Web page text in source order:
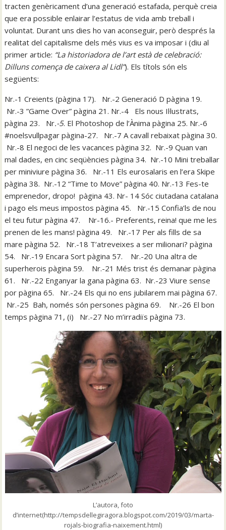
tracten genèricament d’una generació estafada, perquè creia
que era possible enlairar l’estatus de vida amb treball i
voluntat. Durant uns dies ho van aconseguir, però després la
realitat del capitalisme dels més vius es va imposar i (diu al
primer article: “La historiadora de l’art està de celebració:
Dilluns comença de caixera al Lidl”). Els títols són els
següents:
Nr.-1 Creients (pàgina 17). Nr.-2 Generació D pàgina 19.
Nr.-3 ”Game Over” pàgina 21. Nr.-4 Els nous Il·lustrats,
pàgina 23. Nr.-5. El Photoshop de l’Ànima pàgina 25. Nr.-6
#noelsvullpagar pàgina-27. Nr.-7 A cavall rebaixat pàgina 30.
Nr.-8 El negoci de les vacances pàgina 32. Nr.-9 Quan van
mal dades, en cinc seqüències pàgina 34. Nr.-10 Mini treballar
per miniviure pàgina 36. Nr.-11 Els eurosalaris en l’era Skipe
pàgina 38. Nr.-12 “Time to Move” pàgina 40. Nr.-13 Fes-te
emprenedor, dropo! pàgina 43. Nr- 14 Sóc ciutadana catalana
i pago els meus impostos pàgina 45. Nr.-15 Confia’ls de nou
el teu futur pàgina 47. Nr-16.- Preferents, reina! que me les
prenen de les mans! pàgina 49. Nr.-17 Per als fills de sa
mare pàgina 52. Nr.-18 T’atreveixes a ser milionari? pàgina
54. Nr.-19 Encara Sort pàgina 57. Nr.-20 Una altra de
superherois pàgina 59. Nr.-21 Més trist és demanar pàgina
61. Nr.-22 Enganyar la gana pàgina 63. Nr.-23 Viure sense
por pàgina 65. Nr.-24 Els qui no ens jubilarem mai pàgina 67.
Nr.-25 Bah, només són persones pàgina 69. Nr.-26 El bon
temps pàgina 71, (i) Nr.-27 No m’irradiïs pàgina 73.
L’autora, foto
d’internet(http://tempsdellegiragora.blogspot.com/2019/03/marta-
rojals-biografia-naixement.html)